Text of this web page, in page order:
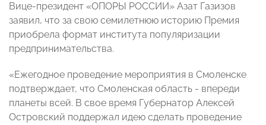
Вице-президент «ОПОРЫ РОССИИ» Азат Газизов
заявил, что за свою семилетнюю историю Премия
приобрела формат института популяризации
предпринимательства.
«Ежегодное проведение мероприятия в Смоленске
подтверждает, что Смоленская область - впереди
планеты всей. В свое время Губернатор Алексей
Островский поддержал идею сделать проведение